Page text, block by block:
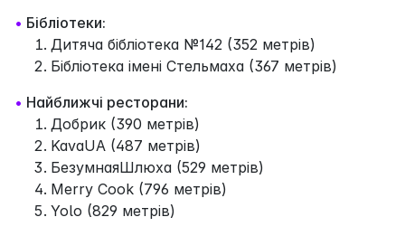
• Бібліотеки:
Дитяча бібліотека №142 (352 метрів)
Бібліотека імені Стельмаха (367 метрів)
• Найближчі ресторани:
Добрик (390 метрів)
KavaUA (487 метрів)
БезумнаяШлюха (529 метрів)
Merry Cook (796 метрів)
Yolo (829 метрів)